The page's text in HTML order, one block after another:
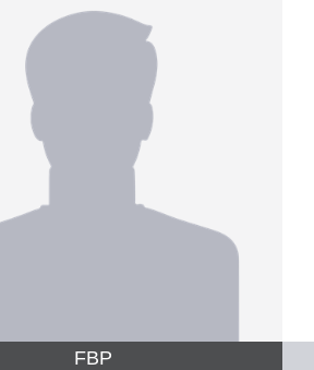
FBP